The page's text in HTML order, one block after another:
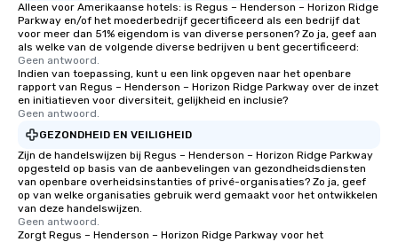
Alleen voor Amerikaanse hotels: is Regus – Henderson – Horizon Ridge
Parkway en/of het moederbedrijf gecertificeerd als een bedrijf dat
voor meer dan 51% eigendom is van diverse personen? Zo ja, geef aan
als welke van de volgende diverse bedrijven u bent gecertificeerd:
Geen antwoord.
Indien van toepassing, kunt u een link opgeven naar het openbare
rapport van Regus – Henderson – Horizon Ridge Parkway over de inzet
en initiatieven voor diversiteit, gelijkheid en inclusie?
Geen antwoord.
GEZONDHEID EN VEILIGHEID
Zijn de handelswijzen bij Regus – Henderson – Horizon Ridge Parkway
opgesteld op basis van de aanbevelingen van gezondheidsdiensten
van openbare overheidsinstanties of privé-organisaties? Zo ja, geef
op van welke organisaties gebruik werd gemaakt voor het ontwikkelen
van deze handelswijzen.
Geen antwoord.
Zorgt Regus – Henderson – Horizon Ridge Parkway voor het